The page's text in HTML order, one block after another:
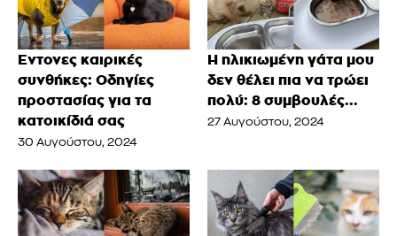
Έντονες καιρικές
συνθήκες: Οδηγίες
προστασίας για τα
κατοικίδιά σας
30 Αυγούστου, 2024
Η ηλικιωμένη γάτα μου
δεν θέλει πια να τρώει
πολύ: 8 συμβουλές...
27 Αυγούστου, 2024